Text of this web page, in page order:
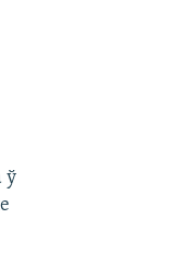
ў